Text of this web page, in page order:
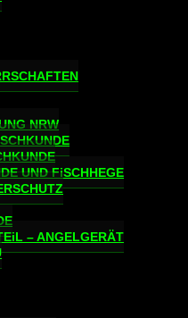
NRW
UND FiSCHHEGE
– ANGELGERÄT